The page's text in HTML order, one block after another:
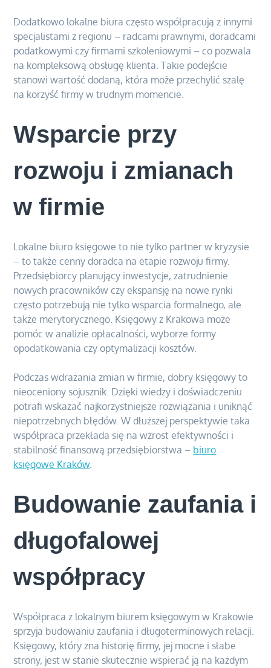
Dodatkowo lokalne biura często współpracują z innymi
specjalistami z regionu – radcami prawnymi, doradcami
podatkowymi czy firmami szkoleniowymi – co pozwala
na kompleksową obsługę klienta. Takie podejście
stanowi wartość dodaną, która może przechylić szalę
na korzyść firmy w trudnym momencie.
Wsparcie przy
rozwoju i zmianach
w firmie
Lokalne biuro księgowe to nie tylko partner w kryzysie
– to także cenny doradca na etapie rozwoju firmy.
Przedsiębiorcy planujący inwestycje, zatrudnienie
nowych pracowników czy ekspansję na nowe rynki
często potrzebują nie tylko wsparcia formalnego, ale
także merytorycznego. Księgowy z Krakowa może
pomóc w analizie opłacalności, wyborze formy
opodatkowania czy optymalizacji kosztów.
Podczas wdrażania zmian w firmie, dobry księgowy to
nieoceniony sojusznik. Dzięki wiedzy i doświadczeniu
potrafi wskazać najkorzystniejsze rozwiązania i uniknąć
niepotrzebnych błędów. W dłuższej perspektywie taka
współpraca przekłada się na wzrost efektywności i
stabilność finansową przedsiębiorstwa – biuro
księgowe Kraków.
Budowanie zaufania i
długofalowej
współpracy
Współpraca z lokalnym biurem księgowym w Krakowie
sprzyja budowaniu zaufania i długoterminowych relacji.
Księgowy, który zna historię firmy, jej mocne i słabe
strony, jest w stanie skutecznie wspierać ją na każdym